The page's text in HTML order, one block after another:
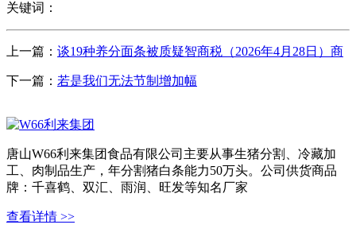
关键词：
上一篇： 谈19种养分面条被质疑智商税（2026年4月28日）商
下一篇： 若是我们无法节制增加幅
唐山W66利来集团食品有限公司主要从事生猪分割、冷藏加
工、肉制品生产，年分割猪白条能力50万头。公司供货商品
牌：千喜鹤、双汇、雨润、旺发等知名厂家
查看详情 >>